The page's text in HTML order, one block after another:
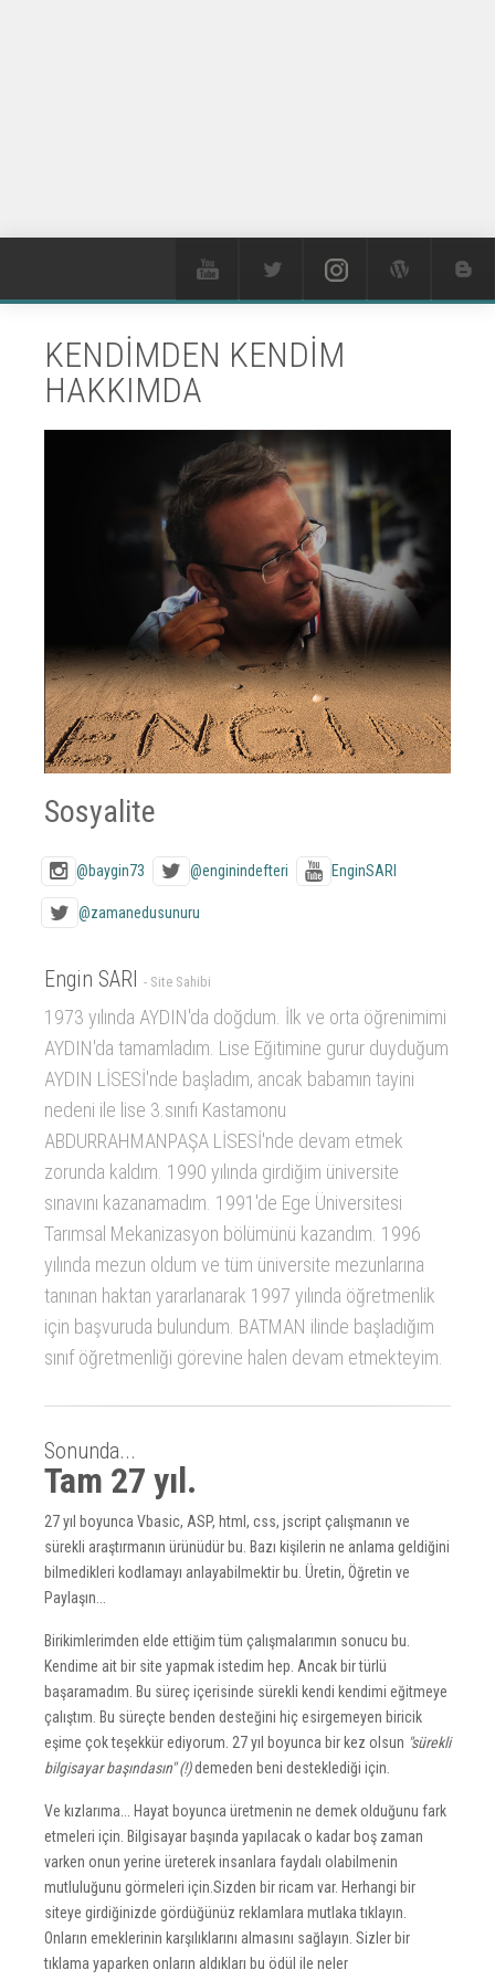
KENDİMDEN KENDİM
HAKKIMDA
Sosyalite
@baygin73 @enginindefteri EnginSARI
@zamanedusunuru
Engin SARI - Site Sahibi
1973 yılında AYDIN'da doğdum. İlk ve orta öğrenimimi
AYDIN'da tamamladım. Lise Eğitimine gurur duyduğum
AYDIN LİSESİ'nde başladım, ancak babamın tayini
nedeni ile lise 3.sınıfı Kastamonu
ABDURRAHMANPAŞA LİSESİ'nde devam etmek
zorunda kaldım. 1990 yılında girdiğim üniversite
sınavını kazanamadım. 1991'de Ege Üniversitesi
Tarımsal Mekanizasyon bölümünü kazandım. 1996
yılında mezun oldum ve tüm üniversite mezunlarına
tanınan haktan yararlanarak 1997 yılında öğretmenlik
için başvuruda bulundum. BATMAN ilinde başladığım
sınıf öğretmenliği görevine halen devam etmekteyim.
Sonunda...
Tam 27 yıl.
27 yıl boyunca Vbasic, ASP, html, css, jscript çalışmanın ve
sürekli araştırmanın ürünüdür bu. Bazı kişilerin ne anlama geldiğini
bilmedikleri kodlamayı anlayabilmektir bu. Üretin, Öğretin ve
Paylaşın...
Birikimlerimden elde ettiğim tüm çalışmalarımın sonucu bu.
Kendime ait bir site yapmak istedim hep. Ancak bir türlü
başaramadım. Bu süreç içerisinde sürekli kendi kendimi eğitmeye
çalıştım. Bu süreçte benden desteğini hiç esirgemeyen biricik
eşime çok teşekkür ediyorum. 27 yıl boyunca bir kez olsun "sürekli
bilgisayar başındasın" (!)demeden beni desteklediği için.
Ve kızlarıma... Hayat boyunca üretmenin ne demek olduğunu fark
etmeleri için. Bilgisayar başında yapılacak o kadar boş zaman
varken onun yerine üreterek insanlara faydalı olabilmenin
mutluluğunu görmeleri için.Sizden bir ricam var. Herhangi bir
siteye girdiğinizde gördüğünüz reklamlara mutlaka tıklayın.
Onların emeklerinin karşılıklarını almasını sağlayın. Sizler bir
tıklama yaparken onların aldıkları bu ödül ile neler